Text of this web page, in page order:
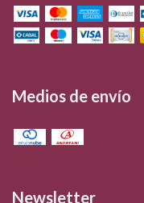
Medios de envío
Newsletter